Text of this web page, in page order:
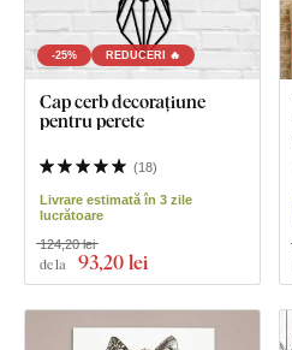
-25% REDUCERI 🔥
Cap cerb decorațiune
pentru perete
(18)
Livrare estimată în 3 zile
lucrătoare
de la 93,20 lei
124,20 lei